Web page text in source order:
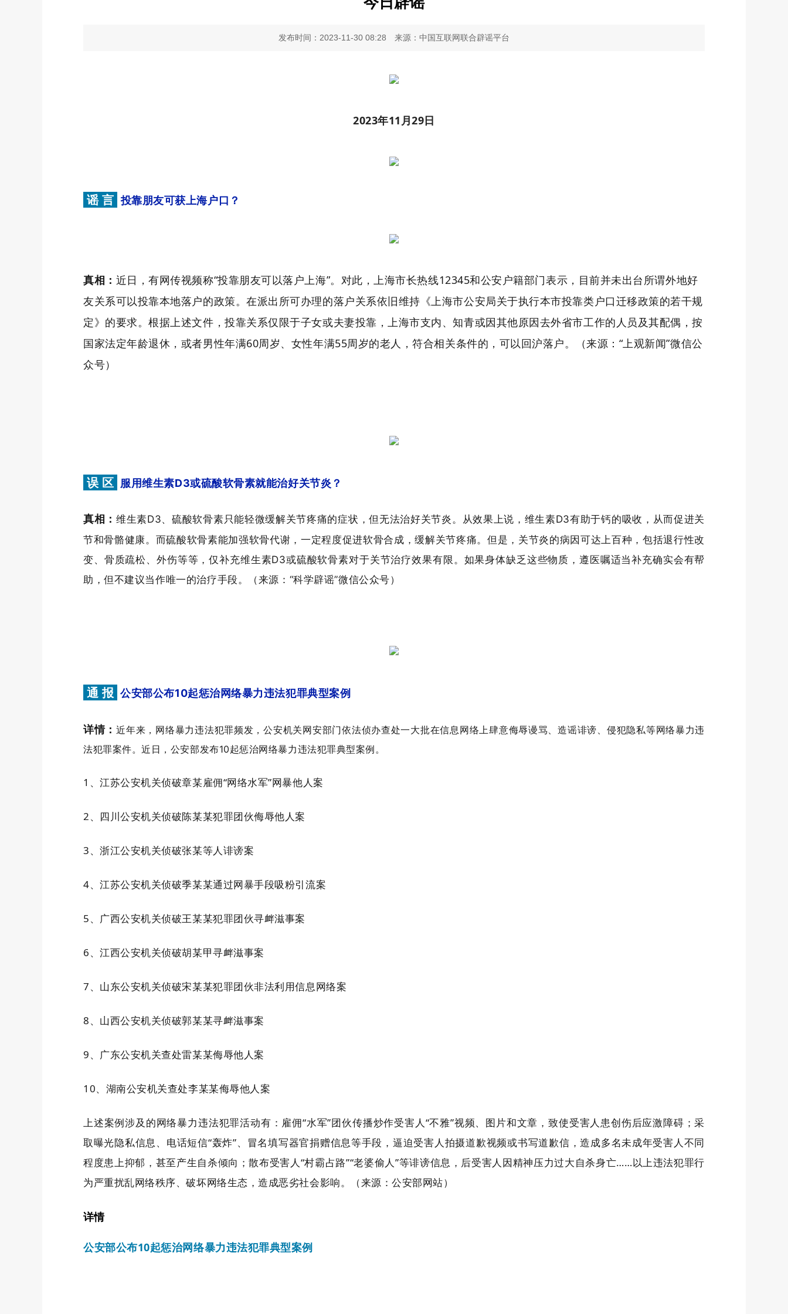
发布时间：2023-11-30 08:28 来源：中国互联网联合辟谣平台
2023年11月29日
谣 言 投靠朋友可获上海户口？
真相： 近日，有网传视频称“投靠朋友可以落户上海”。对此，上海市长热线12345和公安户籍部门表示，目前并未出台所谓外地好
友关系可以投靠本地落户的政策。在派出所可办理的落户关系依旧维持《上海市公安局关于执行本市投靠类户口迁移政策的若干规
定》的要求。根据上述文件，投靠关系仅限于子女或夫妻投靠，上海市支内、知青或因其他原因去外省市工作的人员及其配偶，按
国家法定年龄退休，或者男性年满60周岁、女性年满55周岁的老人，符合相关条件的，可以回沪落户。（来源：“上观新闻”微信公
众号）
误 区 服用维生素D3或硫酸软骨素就能治好关节炎？
真相： 维生素D3、硫酸软骨素只能轻微缓解关节疼痛的症状，但无法治好关节炎。 从效果上说，维生素D3有助于钙的吸收，从而促进关
节和骨骼健康。 而硫酸软骨素能加强软骨代谢，一定程度促进软骨合成，缓解关节疼痛。但是，关节炎的病因可达上百种，包括退行性改
变、骨质疏松、外伤等等，仅补充维生素D3或硫酸软骨素对于关节治疗效果有限。 如果身体缺乏这些物质，遵医嘱适当补充确实会有帮
助，但不建议当作唯一的治疗手段。
（来源： “科学辟谣”微信公众号）
通 报 公安部公布10起惩治网络暴力违法犯罪典型案例
详情：近年来，网络暴力违法犯罪频发，公安机关网安部门依法侦办查处一大批在信息网络上肆意侮辱谩骂、造谣诽谤、侵犯隐私等网络暴力违
法犯罪案件。近日，公安部发布10起惩治网络暴力违法犯罪典型案例。
1、江苏公安机关侦破章某雇佣“网络水军”网暴他人案
2、四川公安机关侦破陈某某犯罪团伙侮辱他人案
3、浙江公安机关侦破张某等人诽谤案
4、江苏公安机关侦破季某某通过网暴手段吸粉引流案
5、广西公安机关侦破王某某犯罪团伙寻衅滋事案
6、江西公安机关侦破胡某甲寻衅滋事案
7、山东公安机关侦破宋某某犯罪团伙非法利用信息网络案
8、山西公安机关侦破郭某某寻衅滋事案
9、广东公安机关查处雷某某侮辱他人案
10、湖南公安机关查处李某某侮辱他人案
上述案例涉及的网络暴力违法犯罪活动有：雇佣“水军”团伙传播炒作受害人“不雅”视频、图片和文章，致使受害人患创伤后应激障碍；采
取曝光隐私信息、电话短信“轰炸”、冒名填写器官捐赠信息等手段，逼迫受害人拍摄道歉视频或书写道歉信，造成多名未成年受害人不同
程度患上抑郁，甚至产生自杀倾向；散布受害人“村霸占路”“老婆偷人”等诽谤信息，后受害人因精神压力过大自杀身亡……以上违法犯罪行
为严重扰乱网络秩序、破坏网络生态，造成恶劣社会影响。（来源：公安部网站）
详情
公安部公布10起惩治网络暴力违法犯罪典型案例